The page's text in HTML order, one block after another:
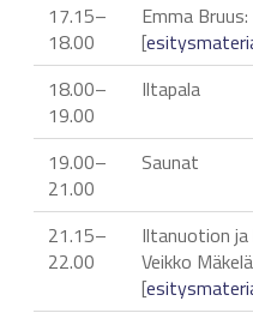
17.15–
18.00
Emma
[
18.00–
19.00
Iltapala
19.00–
21.00
Saunat
21.15–
22.00
Iltanuotion
Veikko
[